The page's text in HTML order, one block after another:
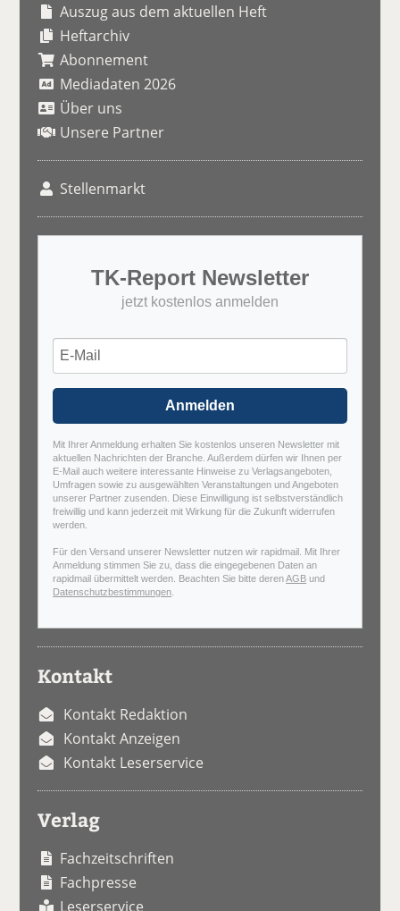
Auszug aus dem aktuellen Heft
Heftarchiv
Abonnement
Mediadaten 2026
Über uns
Unsere Partner
Stellenmarkt
TK-Report Newsletter
jetzt kostenlos anmelden
Anmelden
Mit Ihrer Anmeldung erhalten Sie kostenlos unseren Newsletter mit
aktuellen Nachrichten der Branche. Außerdem dürfen wir Ihnen per
E-Mail auch weitere interessante Hinweise zu Verlagsangeboten,
Umfragen sowie zu ausgewählten Veranstaltungen und Angeboten
unserer Partner zusenden. Diese Einwilligung ist selbstverständlich
freiwillig und kann jederzeit mit Wirkung für die Zukunft widerrufen
werden.
Für den Versand unserer Newsletter nutzen wir rapidmail. Mit Ihrer
Anmeldung stimmen Sie zu, dass die eingegebenen Daten an
rapidmail übermittelt werden. Beachten Sie bitte derenAGB und
Datenschutzbestimmungen
Kontakt
Kontakt Redaktion
Kontakt Anzeigen
Kontakt Leserservice
Verlag
Fachzeitschriften
Fachpresse
Leserservice